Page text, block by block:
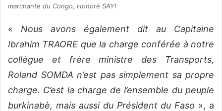
marchante du Congo, Honoré SAYI
« Nous avons également dit au Capitaine
Ibrahim TRAORE que la charge conférée à notre
collègue et frère ministre des Transports,
Roland SOMDA n’est pas simplement sa propre
charge. C’est la charge de l’ensemble du peuple
burkinabè, mais aussi du Président du Faso », a